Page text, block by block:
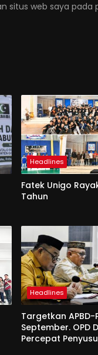
situs web saya
Headlines
Fatek Unigo
Tahun
Headlines
Targetkan APBD-
September. OPD
Percepat